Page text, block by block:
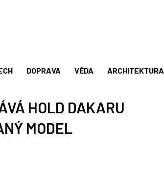
DOPRAVA VĚDA ARCHITEKTURA
HOLD DAKARU
MODEL